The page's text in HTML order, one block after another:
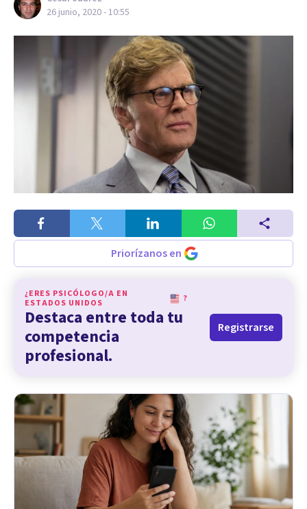
26 junio, 2020 - 10:55
Priorízanos en
¿ERES PSICÓLOGO/A EN
ESTADOS UNIDOS
?
Destaca entre toda tu
competencia
profesional.
Registrarse